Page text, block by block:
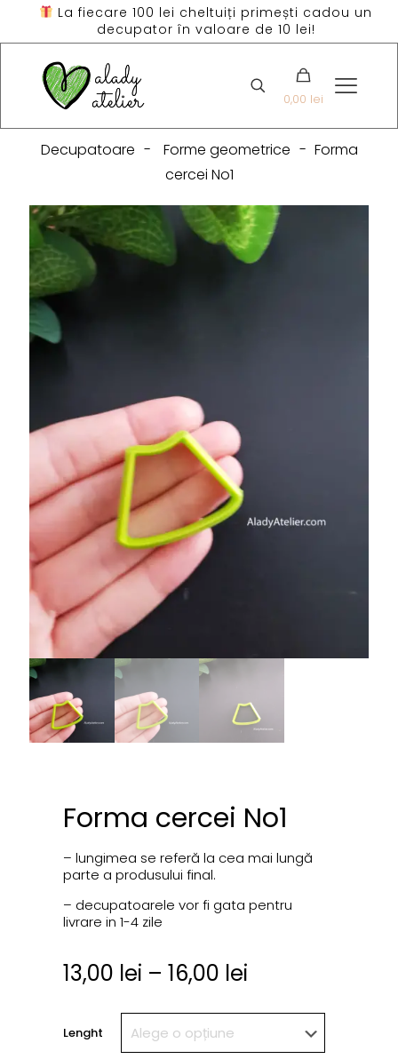
La fiecare 100 lei cheltuiți primești cadou un
decupator în valoare de 10 lei!
0,00 lei
Decupatoare - Forme geometrice - Forma
cercei No1
Forma cercei No1
– lungimea se referă la cea mai lungă
parte a produsului final.
– decupatoarele vor fi gata pentru
livrare in 1-4 zile
13,00 lei – 16,00 lei
Lenght